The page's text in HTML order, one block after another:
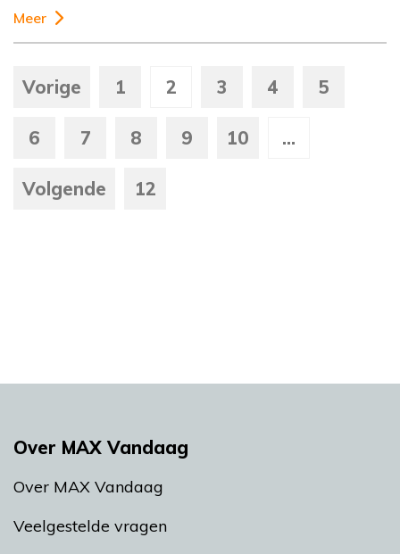
Meer
Vorige 1 2 3 4 5
6 7 8 9 10 ...
Volgende 12
Over MAX Vandaag
Over MAX Vandaag
Veelgestelde vragen